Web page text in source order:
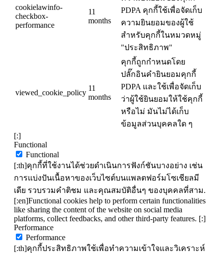
cookielawinfo-
checkbox-
performance
11
months
PDPA คุกกี้ใช้เพื่อจัดเก็บ
ความยินยอมของผู้ใช้
สำหรับคุกกี้ในหมวดหมู่
"ประสิทธิภาพ"
viewed_cookie_policy
11
months
คุกกี้ถูกกำหนดโดย
ปลั๊กอินคำยินยอมคุกกี้
PDPA และใช้เพื่อจัดเก็บ
ว่าผู้ใช้ยินยอมให้ใช้คุกกี้
หรือไม่ มันไม่ได้เก็บ
ข้อมูลส่วนบุคคลใด ๆ
[:]
Functional
Functional
[:th]คุกกี้ที่ใช้งานได้ช่วยดำเนินการฟังก์ชันบางอย่าง เช่น
การแบ่งปันเนื้อหาของเว็บไซต์บนแพลตฟอร์มโซเชียลมี
เดีย รวบรวมคำติชม และคุณสมบัติอื่นๆ ของบุคคลที่สาม.
[:en]Functional cookies help to perform certain functionalities
like sharing the content of the website on social media
platforms, collect feedbacks, and other third-party features. [:]
Performance
Performance
[:th]คุกกี้ประสิทธิภาพใช้เพื่อทำความเข้าใจและวิเคราะห์